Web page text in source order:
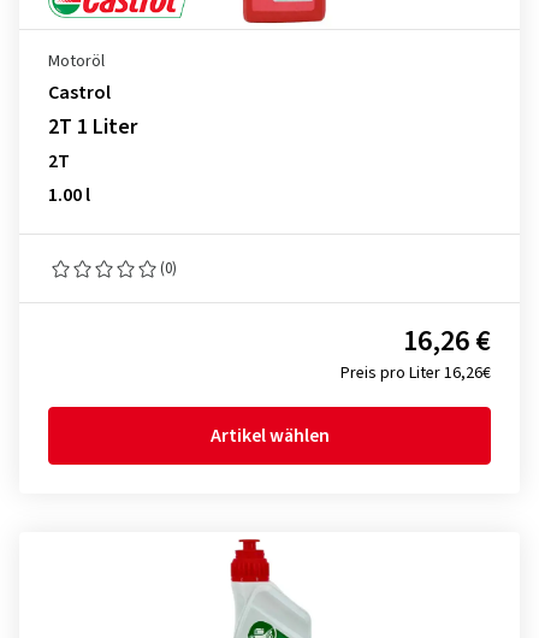
Motoröl
Castrol
2T 1 Liter
2T
1.00 l
(0)
Preis pro Liter 16,26€
16,26 €
Artikel wählen